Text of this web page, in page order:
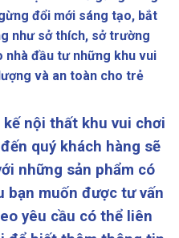
đổi mới sáng tạo, bắt
như sở thích, sở trường
nhà đầu tư những khu vui
và an toàn cho trẻ
nội thất khu vui chơi
quý khách hàng sẽ
những sản phẩm có
bạn muốn được tư vấn
yêu cầu có thể liên